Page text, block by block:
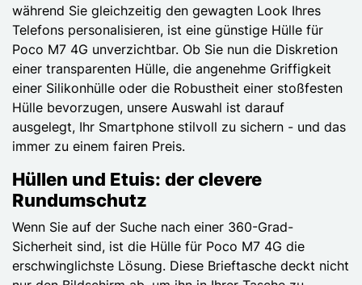
während Sie gleichzeitig den gewagten Look Ihres
Telefons personalisieren, ist eine günstige Hülle für
Poco M7 4G unverzichtbar. Ob Sie nun die Diskretion
einer transparenten Hülle, die angenehme Griffigkeit
einer Silikonhülle oder die Robustheit einer stoßfesten
Hülle bevorzugen, unsere Auswahl ist darauf
ausgelegt, Ihr Smartphone stilvoll zu sichern - und das
immer zu einem fairen Preis.
Hüllen und Etuis: der clevere
Rundumschutz
Wenn Sie auf der Suche nach einer 360-Grad-
Sicherheit sind, ist die Hülle für Poco M7 4G die
erschwinglichste Lösung. Diese Brieftasche deckt nicht